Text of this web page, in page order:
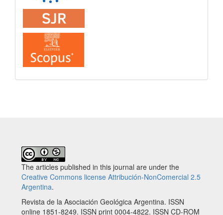
The articles published in this journal are under the
Creative Commons license Attribución-NonComercial 2.5
Argentina.
Revista de la Asociación Geológica Argentina. ISSN
online 1851-8249. ISSN print 0004-4822. ISSN CD-ROM